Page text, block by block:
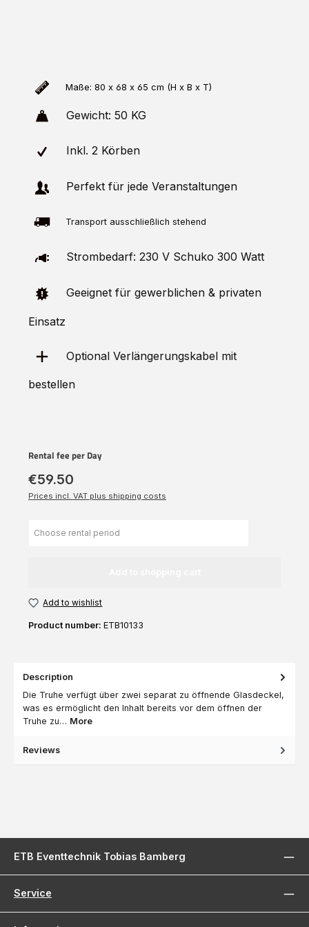
Maße: 80 x 68 x 65 cm (H x B x T)
Gewicht: 50 KG
Inkl. 2 Körben
Perfekt für jede Veranstaltungen
Transport ausschließlich stehend
Strombedarf: 230 V Schuko 300 Watt
Geeignet für gewerblichen & privaten
Einsatz
Optional Verlängerungskabel mit
bestellen
Rental fee per Day
€59.50
Prices incl. VAT plus shipping costs
Add to wishlist
Product number: ETB10133
Description
Die Truhe verfügt über zwei separat zu öffnende Glasdeckel,
was es ermöglicht den Inhalt bereits vor dem öffnen der
Truhe zu… More
Reviews
ETB Eventtechnik Tobias Bamberg
Service